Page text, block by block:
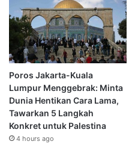
Poros Jakarta-Kuala
Lumpur Menggebrak: Minta
Dunia Hentikan Cara Lama,
Tawarkan 5 Langkah
Konkret untuk Palestina
4 hours ago